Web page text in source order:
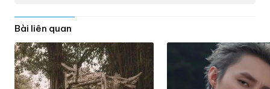
Bài liên quan